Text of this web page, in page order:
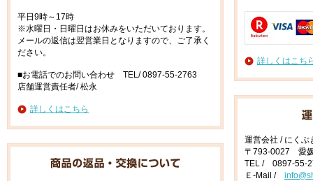
平日9時～17時
※水曜日・日曜日はお休みをいただいております。
メールの返信は翌営業日となりますので、ご了承く
ださい。
■お電話でのお問い合わせ TEL/ 0897-55-2763
店舗運営責任者/ 松永
詳しくはこちら
詳しくはこち
運営会社 / にくぶ
〒793-0027 愛
TEL / 0897-55-
Ｅ-Mail /